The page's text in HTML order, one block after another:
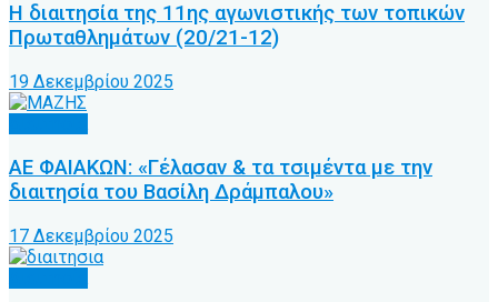
Η διαιτησία της 11ης αγωνιστικής των τοπικών
Πρωταθλημάτων (20/21-12)
19 Δεκεμβρίου 2025
ΑΕ ΦΑΙΑΚΩΝ: «Γέλασαν & τα τσιμέντα με την
διαιτησία του Βασίλη Δράμπαλου»
17 Δεκεμβρίου 2025